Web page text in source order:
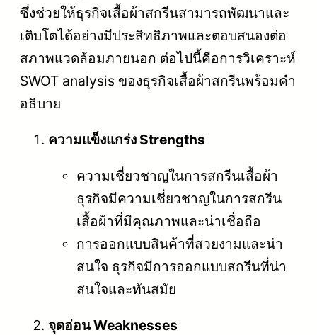
ซึ่งช่วยให้ธุรกิจเสื้อผ้าสกรีนสามารถพัฒนาและ
เติบโตได้อย่างมีประสิทธิภาพและตอบสนองต่อ
สภาพแวดล้อมภายนอก ต่อไปนี้คือการวิเคราะห์
SWOT analysis ของธุรกิจเสื้อผ้าสกรีนพร้อมคำ
อธิบาย
ความแข็งแกร่ง Strengths
ความเชี่ยวชาญในการสกรีนเสื้อผ้า
ธุรกิจมีความเชี่ยวชาญในการสกรีน
เสื้อผ้าที่มีคุณภาพและน่าเชื่อถือ
การออกแบบสินค้าที่สวยงามและน่า
สนใจ ธุรกิจมีการออกแบบสกรีนที่น่า
สนใจและทันสมัย
จุดอ่อน Weaknesses